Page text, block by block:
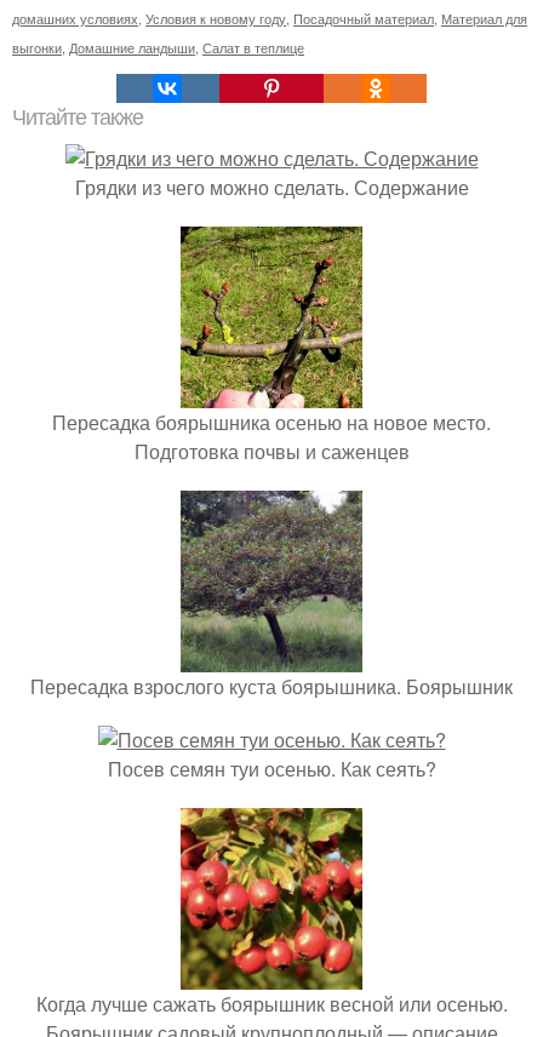
домашних условиях Условия к новому году Посадочный материал Материал для
выгонки Домашние ландыши Салат в теплице
Читайте также
Грядки из чего можно сделать. Содержание
Пересадка боярышника осенью на новое место.
Подготовка почвы и саженцев
Пересадка взрослого куста боярышника. Боярышник
Посев семян туи осенью. Как сеять?
Когда лучше сажать боярышник весной или осенью.